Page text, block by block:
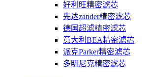
好利旺精密滤芯
先达zander精密滤芯
德国超滤精密滤芯
意大利BEA精密滤芯
派克Parker精密滤芯
多明尼克精密滤芯